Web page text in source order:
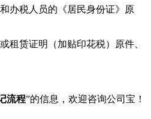
办税人员的《居民身份证》原
租赁证明（加贴印花税）原件、
流程”的信息，欢迎咨询公司宝！